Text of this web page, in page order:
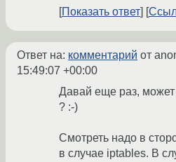
Показать ответ
Ответ на: комментарий от
15:49:07 +00:00
Давай еще раз, может
? :-)
Смотреть надо в
в случае iptables. В